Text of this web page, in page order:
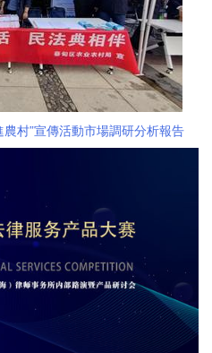
村”宣傳活動市場調研分析報告